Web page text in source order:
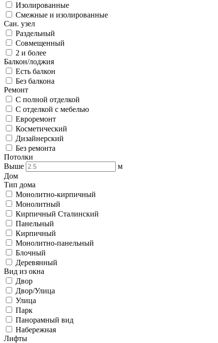
Изолированные
Смежные и изолированные
Сан. узел
Раздельный
Совмещенный
2 и более
Балкон/лоджия
Есть балкон
Без балкона
Ремонт
С полной отделкой
С отделкой с мебелью
Евроремонт
Косметический
Дизайнерский
Без ремонта
Потолки
Выше
м
Дом
Тип дома
Монолитно-кирпичный
Монолитный
Кирпичный Сталинский
Панельный
Кирпичный
Монолитно-панельный
Блочный
Деревянный
Вид из окна
Двор
Двор/Улица
Улица
Парк
Панорамный вид
Набережная
Лифты